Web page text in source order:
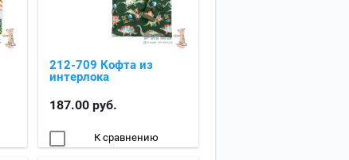
212-709 Кофта из
интерлока
187.00руб.
К сравнению